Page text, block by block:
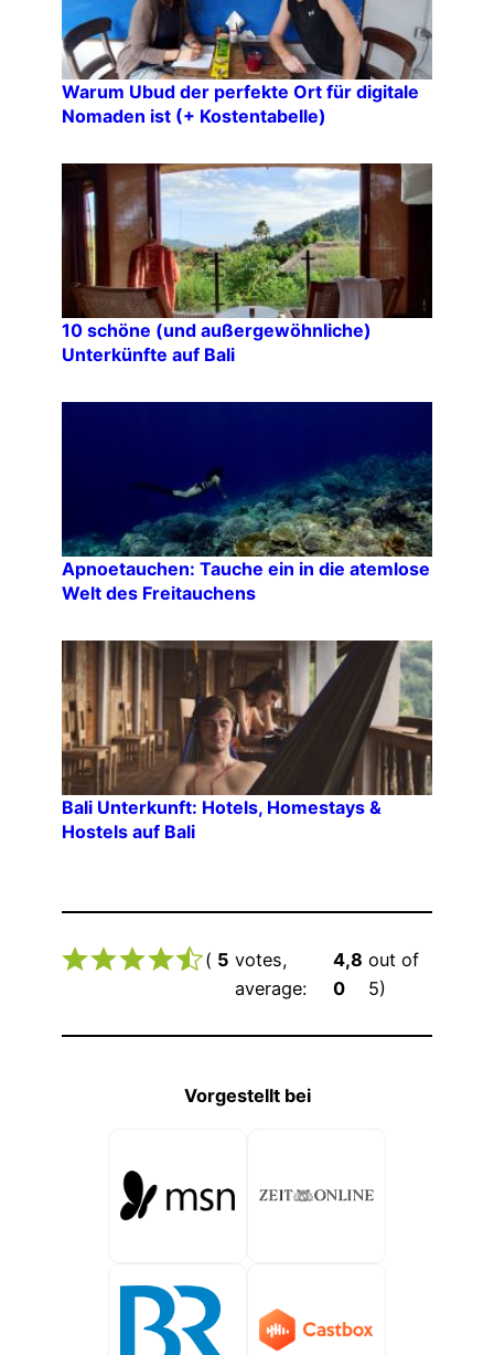
Warum Ubud der perfekte Ort für digitale
Nomaden ist (+ Kostentabelle)
10 schöne (und außergewöhnliche)
Unterkünfte auf Bali
Apnoetauchen: Tauche ein in die atemlose
Welt des Freitauchens
Bali Unterkunft: Hotels, Homestays &
Hostels auf Bali
( 5 votes,
average:
4,8
0
out of
5)
Vorgestellt bei